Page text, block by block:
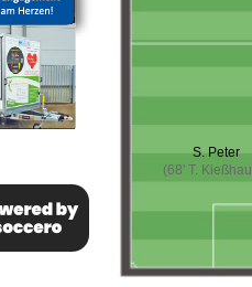
S. Peter
(68' T.